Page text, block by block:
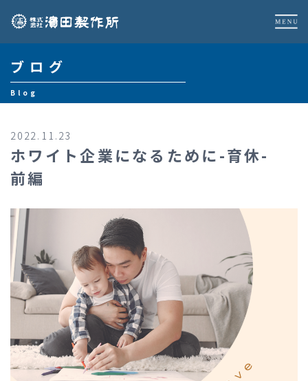
ブログ
Blog
2022.11.23
ホワイト企業になるために-育休-
前編